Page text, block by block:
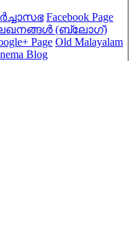
Facebook Page
(ബ്ലോഗ്)
Page Old Malayalam
Blog